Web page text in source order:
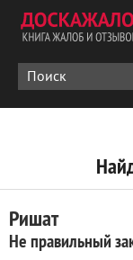
Ришат
Не правильный